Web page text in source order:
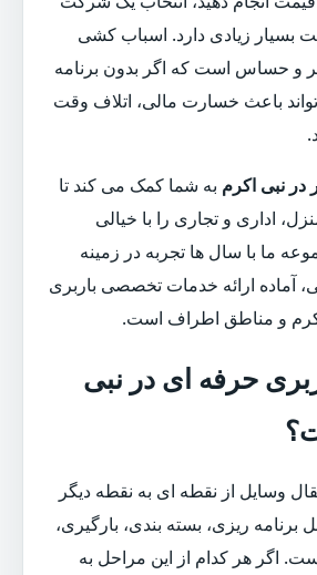
بسیار زیادی دارد. اسباب کشی
و حساس است که اگر بدون برنامه
باعث خسارت مالی، اتلاف وقت
در نبی اکرم به شما کمک می کند تا
اداری و تجاری را با خیالی
ما با سال ها تجربه در زمینه
آماده ارائه خدمات تخصصی باربری
و مناطق اطراف است.
حرفه ای در نبی
وسایل از نقطه ای به نقطه دیگر
برنامه ریزی، بسته بندی، بارگیری،
اگر هر کدام از این مراحل به